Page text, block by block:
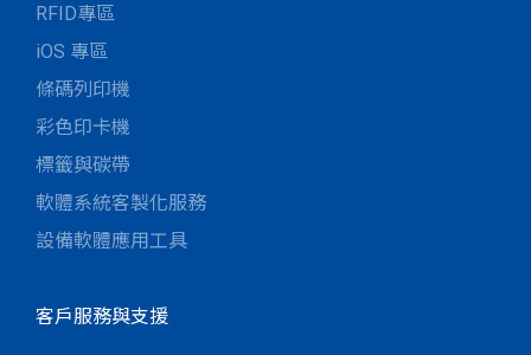
RFID專區
iOS 專區
條碼列印機
彩色印卡機
標籤與碳帶
軟體系統客製化服務
設備軟體應用工具
客戶服務與支援